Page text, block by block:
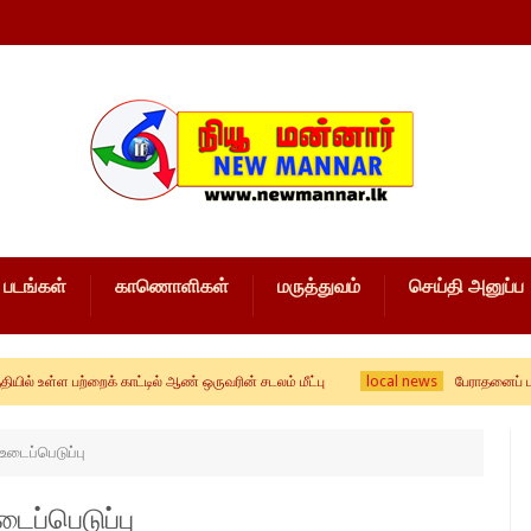
படங்கள் காணொளிகள் மருத்துவம் செய்தி அனுப்ப
பற்றைக் காட்டில் ஆண் ஒருவரின் சடலம் மீட்பு local news பேராதனைப் பல்கலை